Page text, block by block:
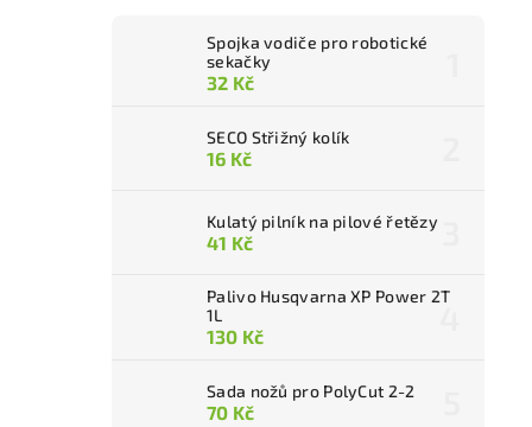
Spojka vodiče pro robotické
sekačky
32 Kč
SECO Střižný kolík
16 Kč
Kulatý pilník na pilové řetězy
41 Kč
Palivo Husqvarna XP Power 2T
1L
130 Kč
Sada nožů pro PolyCut 2-2
70 Kč